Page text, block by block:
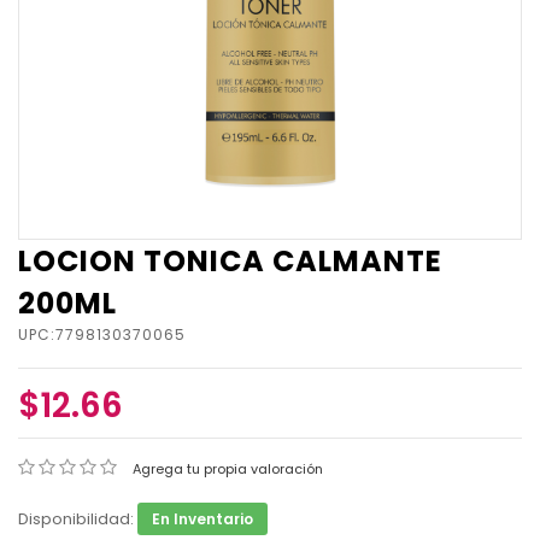
LOCION TONICA CALMANTE
200ML
UPC:7798130370065
$12.66
Agrega tu propia valoración
Disponibilidad: En Inventario